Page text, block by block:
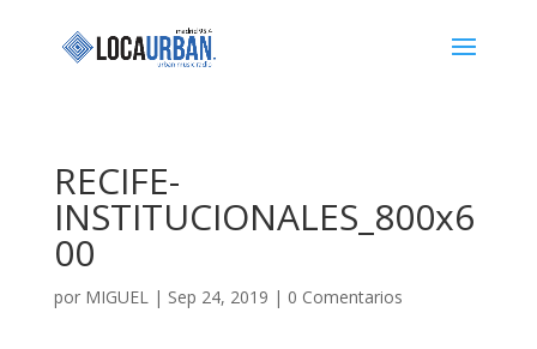
RECIFE-
INSTITUCIONALES_800x6
00
por MIGUEL| Sep 24, 2019 | 0 Comentarios